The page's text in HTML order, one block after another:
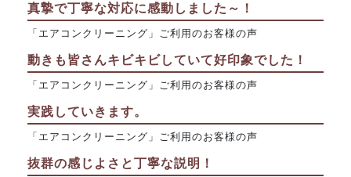
真摯で丁寧な対応に感動しました～！
「エアコンクリーニング」ご利用のお客様の声
動きも皆さんキビキビしていて好印象でした！
「エアコンクリーニング」ご利用のお客様の声
実践していきます。
「エアコンクリーニング」ご利用のお客様の声
抜群の感じよさと丁寧な説明！